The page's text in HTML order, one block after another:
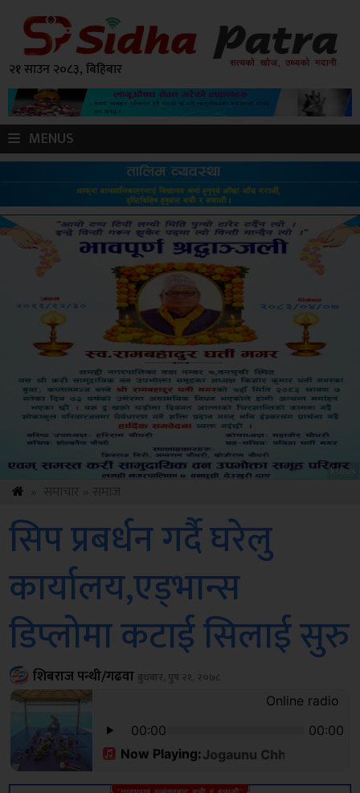
२१ साउन २०८३, बिहिबार
MENUS
ksbus
सिप प्रबर्धन गर्दै घरेलु
कार्यालय,एड्भान्स
डिप्लोमा कटाई सिलाई सुरु
शिबराज पन्थी/गढवाबुधबार, पुष २१, २०७८